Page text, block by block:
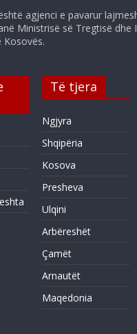
agjenci e pavarur
Ministrisë së Tregtisë dhe
Kosovës.
Të tjera
Ngjyra
Shqipëria
Kosova
Presheva
Ulqini
Arbëreshët
Çamët
Arnautët
Maqedonia